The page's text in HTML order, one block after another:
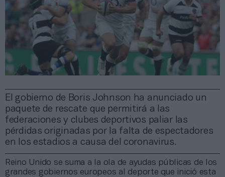
El gobierno de Boris Johnson ha anunciado un
paquete de rescate que permitirá a las
federaciones y clubes deportivos paliar las
pérdidas originadas por la falta de espectadores
en los estadios a causa del coronavirus.
Reino Unido se suma a la ola de ayudas públicas de los
grandes gobiernos europeos al deporte que inició esta